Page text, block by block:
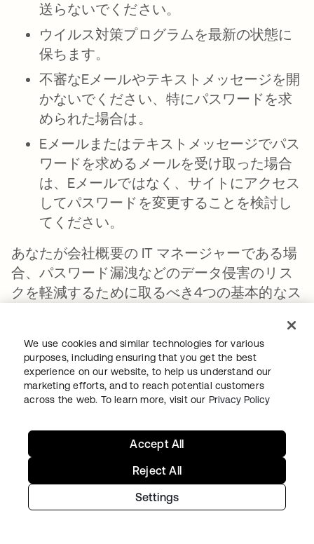
送らないでください。
ウイルス対策プログラムを最新の状態に
保ちます。
不審なEメールやテキストメッセージを開
かないでください、特にパスワードを求
められた場合は。
Eメールまたはテキストメッセージでパス
ワードを求めるメールを受け取った場合
は、Eメールではなく、サイトにアクセス
してパスワードを変更することを検討し
てください。
あなたが会社概要の IT マネージャーである場
合、パスワード漏洩などのデータ侵害のリス
クを軽減するために取るべき4つの基本的なス
安全でないパスワードやデータトラフィ
ックなど、潜在的な脅威を特定します。
外部デバイスに対して認証とアクセス要
求の2つの要素を使用するセキュアアプリ
ケーション(アプリケーション)環境。 他
のベンダーのセキュリティプロトコルを
確認せずに、他のベンダーのサービスを
使用しないでください。
ハッキングのイベントで回復メカニズム
We use cookies and similar technologies for various
purposes, including ensuring that you get the best
experience on our website, to help us understand our
marketing efforts, and to reach potential customers
across the web. To learn more, visit our Privacy Policy
Settings
Reject All
Accept All